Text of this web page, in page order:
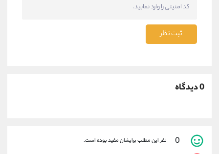
ثبت نظر
0 دیدگاه
0 نفر این مطلب برایشان مفید بوده است.